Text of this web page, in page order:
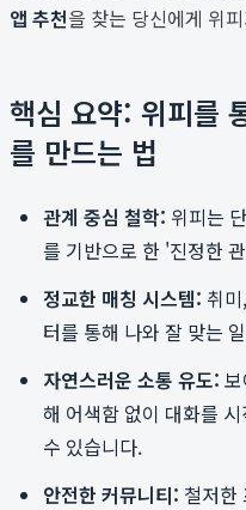
앱 추천을 찾는 당신에게 위
핵심 요약: 위피를
를 만드는 법
관계 중심 철학: 위피는
를 기반으로 한 '진정한
정교한 매칭 시스템: 취
터를 통해 나와 잘 맞는
자연스러운 소통 유도:
해 어색함 없이 대화를
수 있습니다.
안전한 커뮤니티: 철저한